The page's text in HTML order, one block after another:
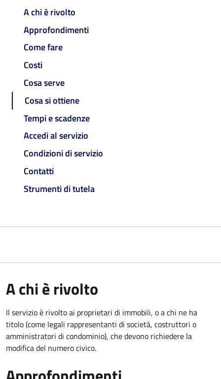
A chi è rivolto
Approfondimenti
Come fare
Costi
Cosa serve
Cosa si ottiene
Tempi e scadenze
Accedi al servizio
Condizioni di servizio
Contatti
Strumenti di tutela
A chi è rivolto
Il servizio è rivolto ai proprietari di immobili, o a chi ne ha
titolo (come legali rappresentanti di società, costruttori o
amministratori di condominio), che devono richiedere la
modifica del numero civico.